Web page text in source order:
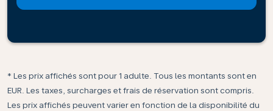
* Les prix affichés sont pour 1 adulte. Tous les montants sont en
EUR. Les taxes, surcharges et frais de réservation sont compris.
Les prix affichés peuvent varier en fonction de la disponibilité du